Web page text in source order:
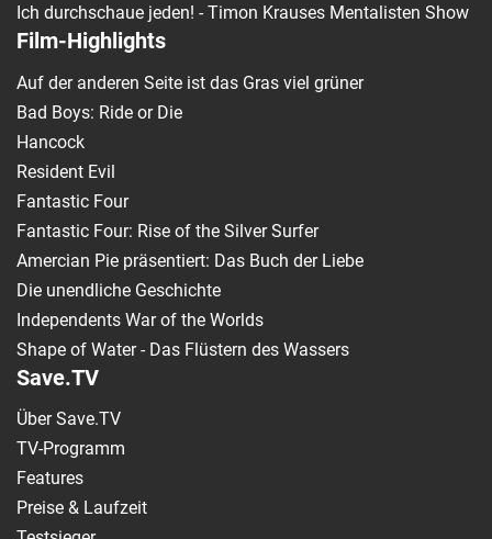
Ich durchschaue jeden! - Timon Krauses Mentalisten Show
Film-Highlights
Auf der anderen Seite ist das Gras viel grüner
Bad Boys: Ride or Die
Hancock
Resident Evil
Fantastic Four
Fantastic Four: Rise of the Silver Surfer
Amercian Pie präsentiert: Das Buch der Liebe
Die unendliche Geschichte
Independents War of the Worlds
Shape of Water - Das Flüstern des Wassers
Save.TV
Über Save.TV
TV-Programm
Features
Preise & Laufzeit